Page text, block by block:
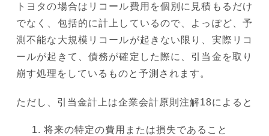
トヨタの場合はリコール費用を個別に見積もるだけ
でなく、包括的に計上しているので、よっぽど、予
測不能な大規模リコールが起きない限り、実際リコ
ールが起きて、債務が確定した際に、引当金を取り
崩す処理をしているものと予測されます。
ただし、引当金計上は企業会計原則注解18によると
将来の特定の費用または損失であること